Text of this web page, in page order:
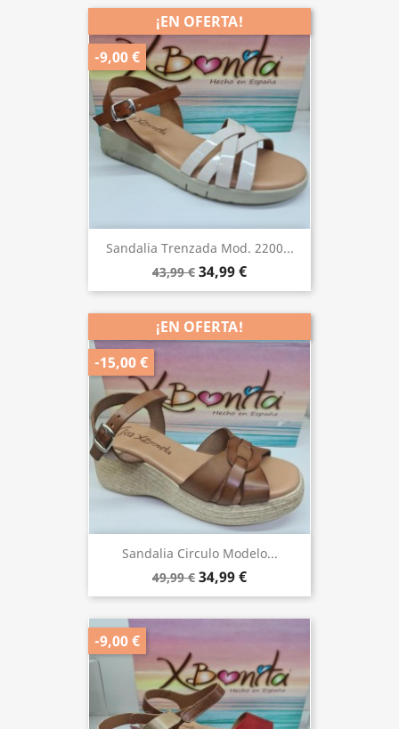
Sandalia Trenzada Mod. 2200...
43,99 € 34,99 €
¡EN OFERTA!
-9,00 €
Sandalia Circulo Modelo...
49,99 € 34,99 €
¡EN OFERTA!
-15,00 €
-9,00 €